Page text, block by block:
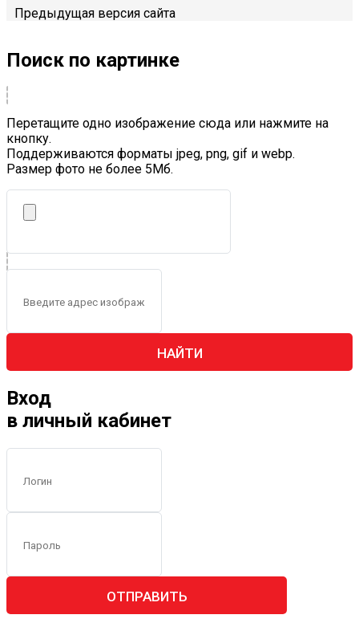
Предыдущая версия сайта
Поиск по картинке
Перетащите одно изображение сюда или нажмите на
кнопку.
Поддерживаются форматы jpeg, png, gif и webp.
Размер фото не более 5Mб.
НАЙТИ
Вход
в личный кабинет
ОТПРАВИТЬ